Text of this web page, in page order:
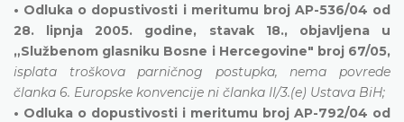
• Odluka o dopustivosti i meritumu broj AP-536/04 od
28. lipnja 2005. godine, stavak 18., objavljena u
„Službenom glasniku Bosne i Hercegovine" broj 67/05,
isplata troškova parničnog postupka, nema povrede
članka 6. Europske konvencije ni članka II/3.(e) Ustava BiH;
• Odluka o dopustivosti i meritumu broj AP-792/04 od